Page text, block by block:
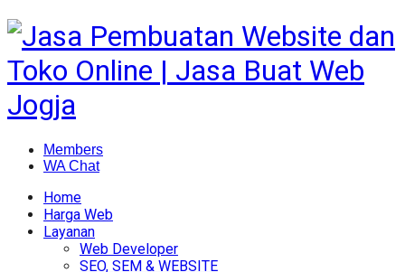
Members
WA Chat
Home
Harga Web
Layanan
Web Developer
SEO, SEM & WEBSITE